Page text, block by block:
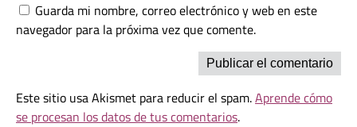
Guarda mi nombre, correo electrónico y web en este
navegador para la próxima vez que comente.
Este sitio usa Akismet para reducir el spam.Aprende cómo
se procesan los datos de tus comentarios.